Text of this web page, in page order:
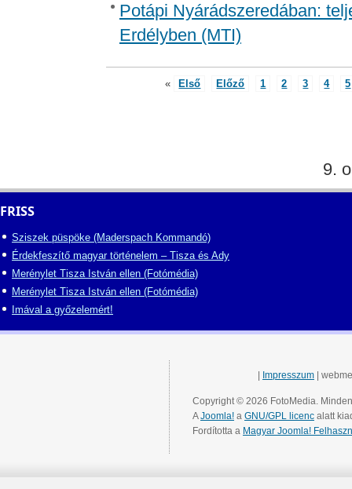
Potápi Nyárádszeredában:
Erdélyben (MTI)
« Első Előző 1 2 3 4 5
9.
FRISS
Sziszek püspöke (Maderspach Kommandó)
Érdekfeszítő magyar történelem – Tisza és Ady
Merénylet Tisza István ellen (Fotómédia)
Merénylet Tisza István ellen (Fotómédia)
Imával a győzelemért!
Impresszum |
Copyright © 2026 FotoMedia.
AJoomla! a GNU/GPL licenc alatt
Fordította a Magyar Joomla!